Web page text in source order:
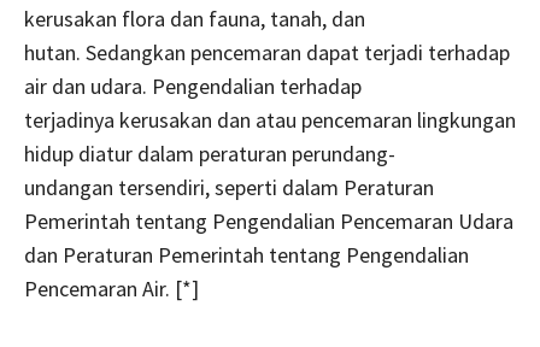
kerusakan flora dan fauna, tanah, dan
hutan. Sedangkan pencemaran dapat terjadi terhadap
air dan udara. Pengendalian terhadap
terjadinya kerusakan dan atau pencemaran lingkungan
hidup diatur dalam peraturan perundang-
undangan tersendiri, seperti dalam Peraturan
Pemerintah tentang Pengendalian Pencemaran Udara
dan Peraturan Pemerintah tentang Pengendalian
Pencemaran Air. [*]